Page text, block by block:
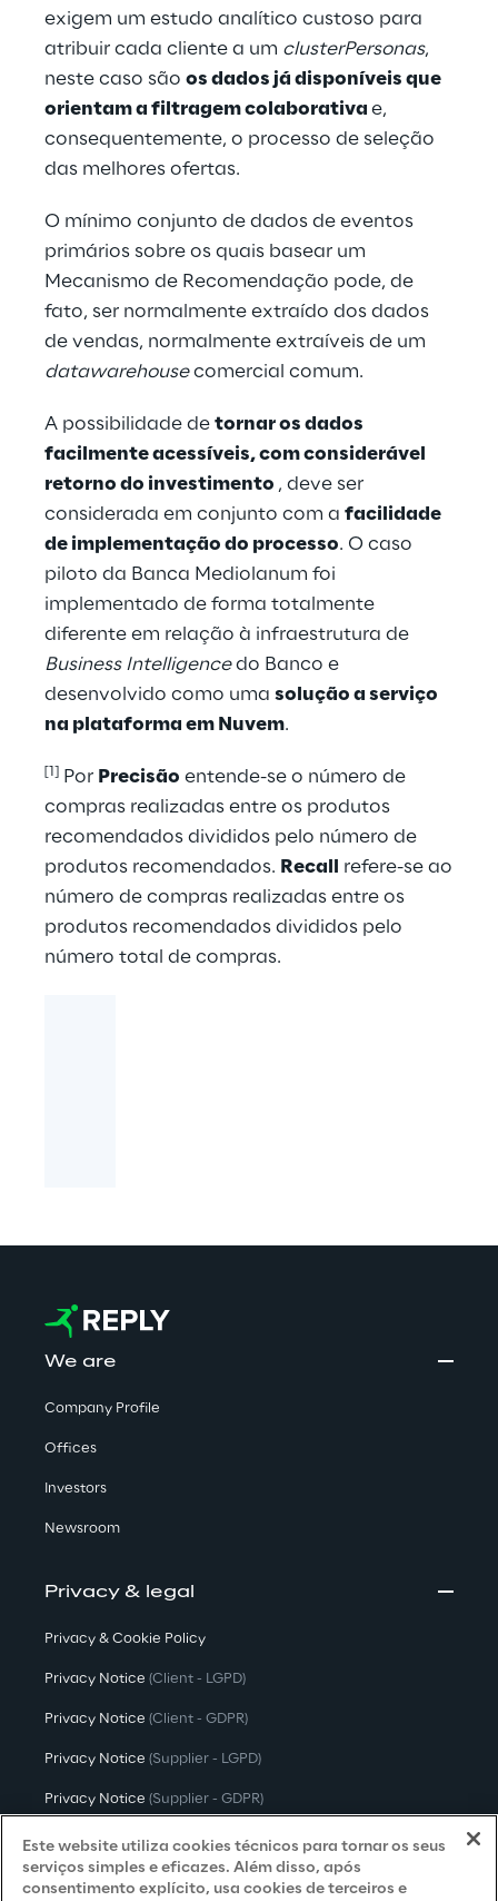
exigem um estudo analítico custoso para
atribuir cada cliente a um clusterPersonas,
neste caso são os dados já disponíveis que
orientam a filtragem colaborativa e,
consequentemente, o processo de seleção
das melhores ofertas.
O mínimo conjunto de dados de eventos
primários sobre os quais basear um
Mecanismo de Recomendação pode, de
fato, ser normalmente extraído dos dados
de vendas, normalmente extraíveis de um
datawarehousecomercial comum.
A possibilidade de tornar os dados
facilmente acessíveis, com considerável
retorno do investimento , deve ser
considerada em conjunto com a facilidade
de implementação do processo. O caso
piloto da Banca Mediolanum foi
implementado de forma totalmente
diferente em relação à infraestrutura de
Business Intelligencedo Banco e
desenvolvido como uma solução a serviço
na plataforma em Nuvem.
[1] Por Precisão entende-se o número de
compras realizadas entre os produtos
recomendados divididos pelo número de
produtos recomendados. Recall
refere-se ao
número de compras realizadas entre os
produtos recomendados divididos pelo
número total de compras.
We are
Company Profile
Offices
Investors
Newsroom
Privacy & legal
Privacy & Cookie Policy
Privacy Notice (Client - LGPD)
Privacy Notice (Client - GDPR)
Privacy Notice (Supplier - LGPD)
Privacy Notice (Supplier - GDPR)
Privacy Notice (Candidate - LGPD)
Privacy Notice (Candidate - GDPR)
Este website utiliza cookies técnicos para tornar os seus
serviços simples e eficazes. Além disso, após
consentimento explícito, usa cookies de terceiros e